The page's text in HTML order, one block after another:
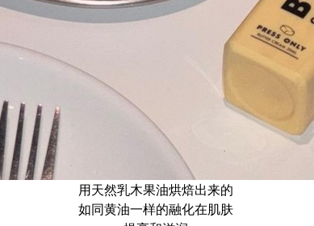
用天然乳木果油烘焙出来的
如同黄油一样的融化在肌肤